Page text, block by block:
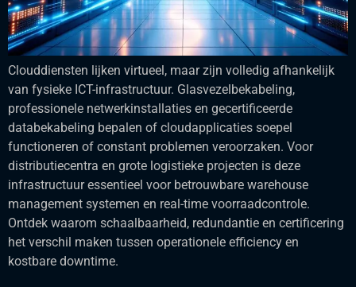
Clouddiensten lijken virtueel, maar zijn volledig afhankelijk
van fysieke ICT-infrastructuur. Glasvezelbekabeling,
professionele netwerkinstallaties en gecertificeerde
databekabeling bepalen of cloudapplicaties soepel
functioneren of constant problemen veroorzaken. Voor
distributiecentra en grote logistieke projecten is deze
infrastructuur essentieel voor betrouwbare warehouse
management systemen en real-time voorraadcontrole.
Ontdek waarom schaalbaarheid, redundantie en certificering
het verschil maken tussen operationele efficiency en
kostbare downtime.